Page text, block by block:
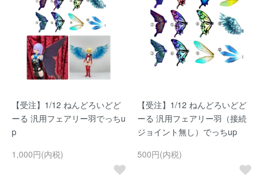
【受注】1/12 ねんどろいどど
ーる 汎用フェアリー羽でっちu
p
1,000円(内税)
【受注】1/12 ねんどろいどど
ーる 汎用フェアリー羽（接続
ジョイント無し）でっちup
500円(内税)